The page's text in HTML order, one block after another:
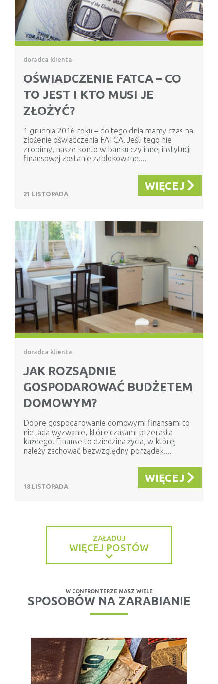
doradca klienta
OŚWIADCZENIE FATCA – CO
TO JEST I KTO MUSI JE
ZŁOŻYĆ?
1 grudnia 2016 roku – do tego dnia mamy czas na
złożenie oświadczenia FATCA. Jeśli tego nie
zrobimy, nasze konto w banku czy innej instytucji
finansowej zostanie zablokowane....
21 LISTOPADA
WIĘCEJ
doradca klienta
JAK ROZSĄDNIE
GOSPODAROWAĆ BUDŻETEM
DOMOWYM?
Dobre gospodarowanie domowymi finansami to
nie lada wyzwanie, które czasami przerasta
każdego. Finanse to dziedzina życia, w której
należy zachować bezwzględny porządek....
18 LISTOPADA
WIĘCEJ
ZAŁADUJ
WIĘCEJ POSTÓW
W CONFRONTERZE MASZ WIELE
SPOSOBÓW NA ZARABIANIE